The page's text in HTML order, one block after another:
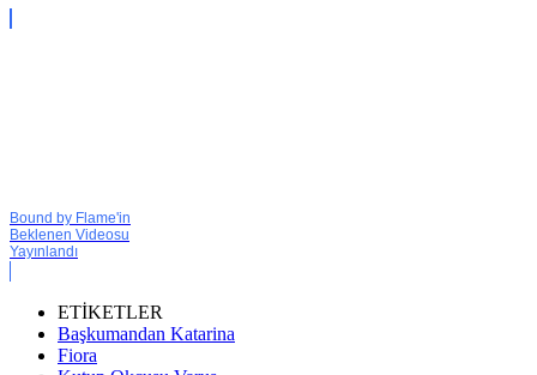
Bound by Flame'in
Beklenen Videosu
Yayınlandı
ETİKETLER
Başkumandan Katarina
Fiora